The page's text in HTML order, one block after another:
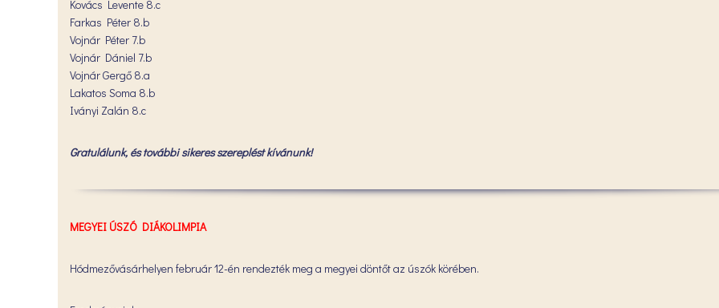
Kovács Levente 8.c
Farkas Péter 8.b
Vojnár Péter 7.b
Vojnár Dániel 7.b
Vojnár Gergő 8.a
Lakatos Soma 8.b
Iványi Zalán 8.c
Gratulálunk, és további sikeres szereplést kívánunk!
MEGYEI ÚSZÓ DIÁKOLIMPIA
Hódmezővásárhelyen február 12-én rendezték meg a megyei döntőt az úszók körében.